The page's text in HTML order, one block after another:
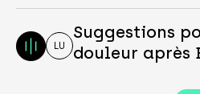
LU
Suggestions
douleur après